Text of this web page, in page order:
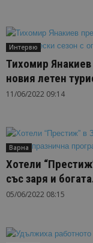
Интервю
Тихомир
новия летен
11/06/2022 09:14
Варна
Хотели
със заря и
05/06/2022 08:15